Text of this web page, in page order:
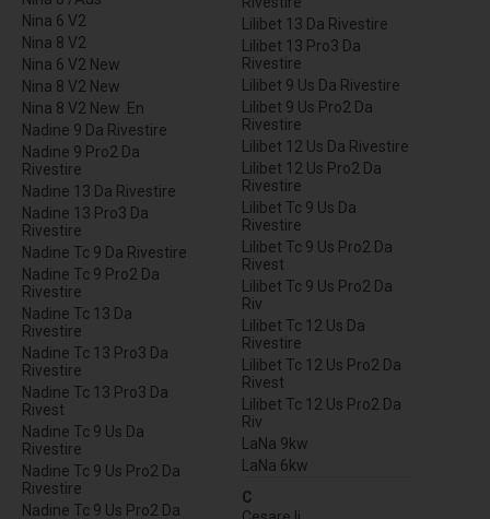
Nina 6 V2
Nina 8 V2
Nina 6 V2 New
Nina 8 V2 New
Nina 8 V2 New .En
Nadine 9 Da Rivestire
Nadine 9 Pro2 Da
Rivestire
Nadine 13 Da Rivestire
Nadine 13 Pro3 Da
Rivestire
Nadine Tc 9 Da Rivestire
Nadine Tc 9 Pro2 Da
Rivestire
Nadine Tc 13 Da
Rivestire
Nadine Tc 13 Pro3 Da
Rivestire
Nadine Tc 13 Pro3 Da
Rivest
Nadine Tc 9 Us Da
Rivestire
Nadine Tc 9 Us Pro2 Da
Rivestire
Nadine Tc 9 Us Pro2 Da
Lilibet 13 Da Rivestire
Lilibet 13 Pro3 Da
Rivestire
Lilibet 9 Us Da Rivestire
Lilibet 9 Us Pro2 Da
Rivestire
Lilibet 12 Us Da Rivestire
Lilibet 12 Us Pro2 Da
Rivestire
Lilibet Tc 9 Us Da
Rivestire
Lilibet Tc 9 Us Pro2 Da
Rivest
Lilibet Tc 9 Us Pro2 Da
Riv
Lilibet Tc 12 Us Da
Rivestire
Lilibet Tc 12 Us Pro2 Da
Rivest
Lilibet Tc 12 Us Pro2 Da
Riv
LaNa 9kw
LaNa 6kw
C